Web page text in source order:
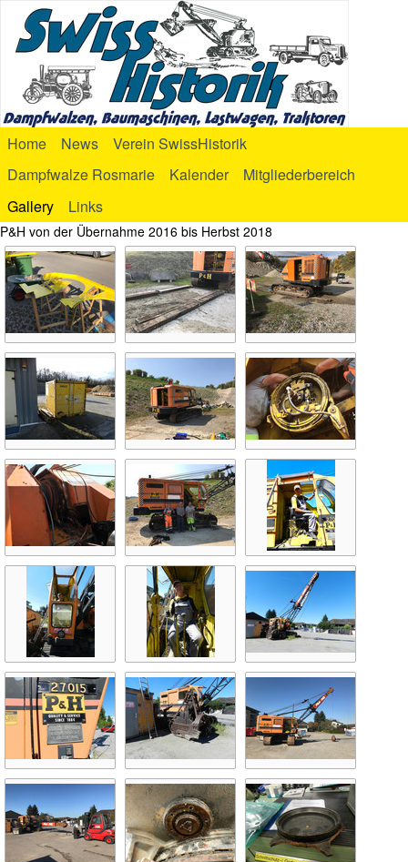
Home News
Verein SwissHistorik
Dampfwalze Rosmarie
Kalender
Mitgliederbereich
Gallery
Links
P&H von der Übernahme 2016 bis Herbst 2018